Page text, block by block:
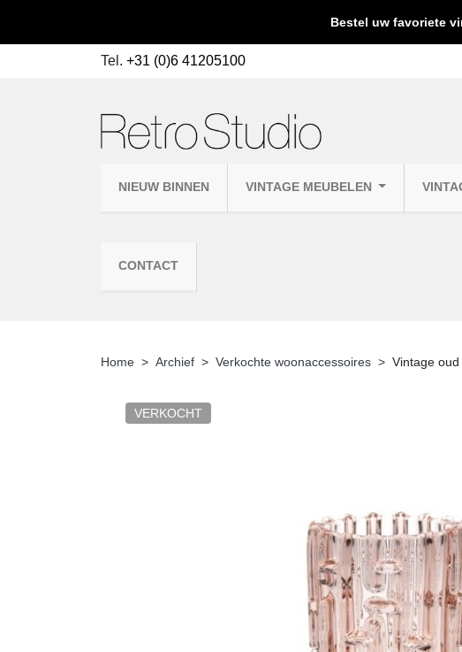
Bestel uw favoriete
Tel. +31 (0)6 41205100
NIEUW BINNEN VINTAGE MEUBELEN
CONTACT
Home Archief Verkochte woonaccessoires Vintage
VERKOCHT